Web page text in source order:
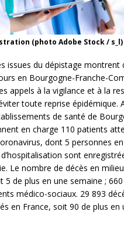
(photo Adobe Stock / s_l)
issues du dépistage montrent
en Bourgogne-Franche-
appels à la vigilance et à la
toute reprise épidémique.
de santé de
en charge 110 patients
dont 5 personnes
sont
Le nombre de décès en
5 de plus en une semaine ;
médico-sociaux. 29 893
en France, soit 90 de plus en